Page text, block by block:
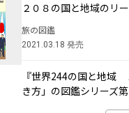
２０８の国と地域のリ
旅の図鑑
2021.03.18 発売
『世界244の国と地域
き方」の図鑑シリーズ